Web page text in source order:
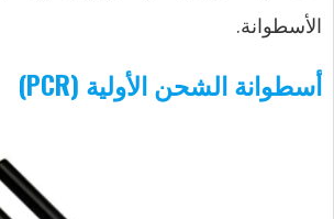
الأسطوانة.
أسطوانة الشحن الأولية (PCR)